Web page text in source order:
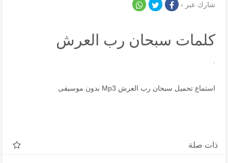
شارك عبر ›
كلمات سبحان رب العرش
.
استماع تحميل سبحان رب العرش Mp3 بدون موسيقى
ذات صلة